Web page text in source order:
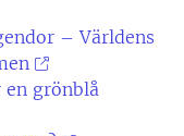
– Världens
en grönblå